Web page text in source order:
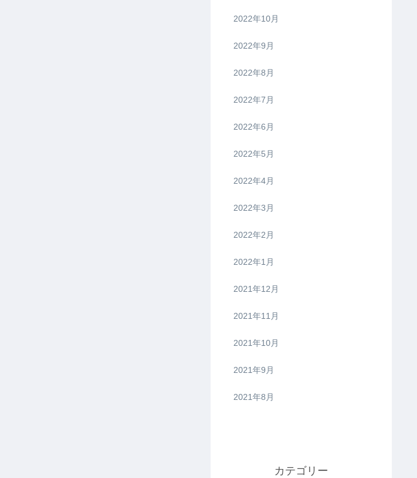
2022年10月
2022年9月
2022年8月
2022年7月
2022年6月
2022年5月
2022年4月
2022年3月
2022年2月
2022年1月
2021年12月
2021年11月
2021年10月
2021年9月
2021年8月
カテゴリー